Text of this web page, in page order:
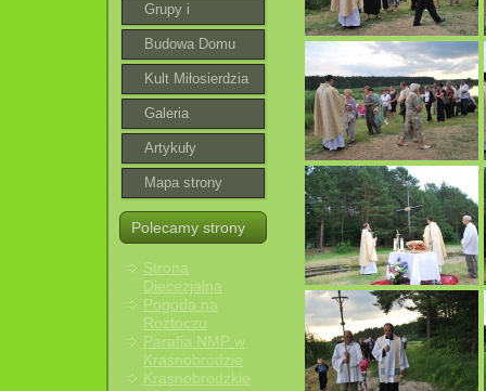
Grupy i
wspólnoty
Budowa Domu
Parafialnego
Kult Miłosierdzia
Bożego
Galeria
roztoczańska
Artykuły
Mapa strony
Polecamy strony
Strona
Diecezjalna
Pogoda na
Roztoczu
Parafia NMP w
Krasnobrodzie
Krasnobrodzkie